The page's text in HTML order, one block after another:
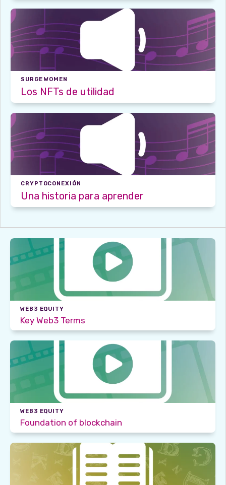
SURGE WOMEN
Los NFTs de utilidad
CRYPTOCONEXIÓN
Una historia para aprender
WEB3 EQUITY
Key Web3 Terms
WEB3 EQUITY
Foundation of blockchain